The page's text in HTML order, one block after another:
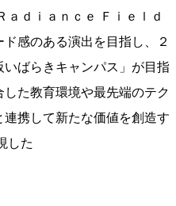
ａｄｉａｎｃｅ Ｆｉｅｌｄ
感のある演出を目指し、２
ばらきキャンパス」が目指
た教育環境や最先端のテク
携して新たな価値を創造す
した